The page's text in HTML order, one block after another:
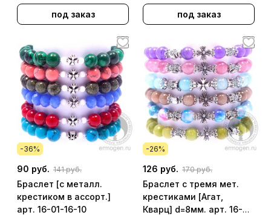
под заказ под заказ
-36%
90 руб. 141 руб.
Браслет [с металл.
крестиком в ассорт.]
арт. 16-01-16-10
-26%
126 руб. 170 руб.
Браслет с тремя мет.
крестиками [Агат,
Кварц] d=8мм. арт. 16-